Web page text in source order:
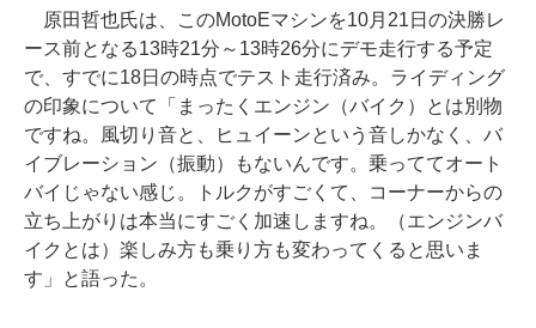
原田哲也氏は、このMotoEマシンを10月21日の決勝レ
ース前となる13時21分～13時26分にデモ走行する予定
で、すでに18日の時点でテスト走行済み。ライディング
の印象について「まったくエンジン（バイク）とは別物
ですね。風切り音と、ヒュイーンという音しかなく、バ
イブレーション（振動）もないんです。乗っててオート
バイじゃない感じ。トルクがすごくて、コーナーからの
立ち上がりは本当にすごく加速しますね。（エンジンバ
イクとは）楽しみ方も乗り方も変わってくると思いま
す」と語った。